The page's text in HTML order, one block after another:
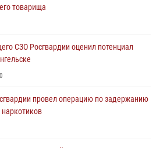
товарища
СЗО Росгвардии оценил потенциал
провел операцию по задержанию